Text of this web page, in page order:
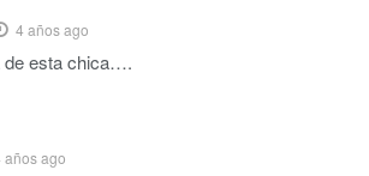
4 años ago
de esta chica….
años ago